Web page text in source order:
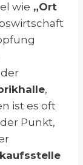
wie „Ort
,
ist es oft
Punkt,